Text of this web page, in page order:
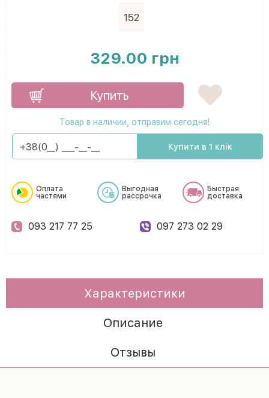
152
329.00 грн
Купить
Товар в наличии, отправим сегодня!
Купити в 1 клік
Оплата
частями
Выгодная
рассрочка
Быстрая
доставка
093 217 77 25 097 273 02 29
Характеристики
Описание
Отзывы